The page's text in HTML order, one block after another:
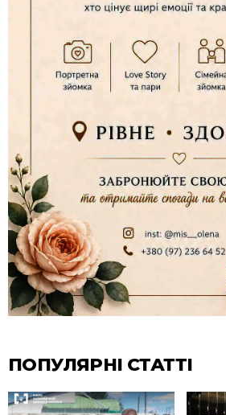
ПОПУЛЯРНІ СТАТТІ